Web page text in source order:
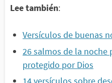
Lee también:
Versículos de buenas
26 salmos de la
protegido por Dios